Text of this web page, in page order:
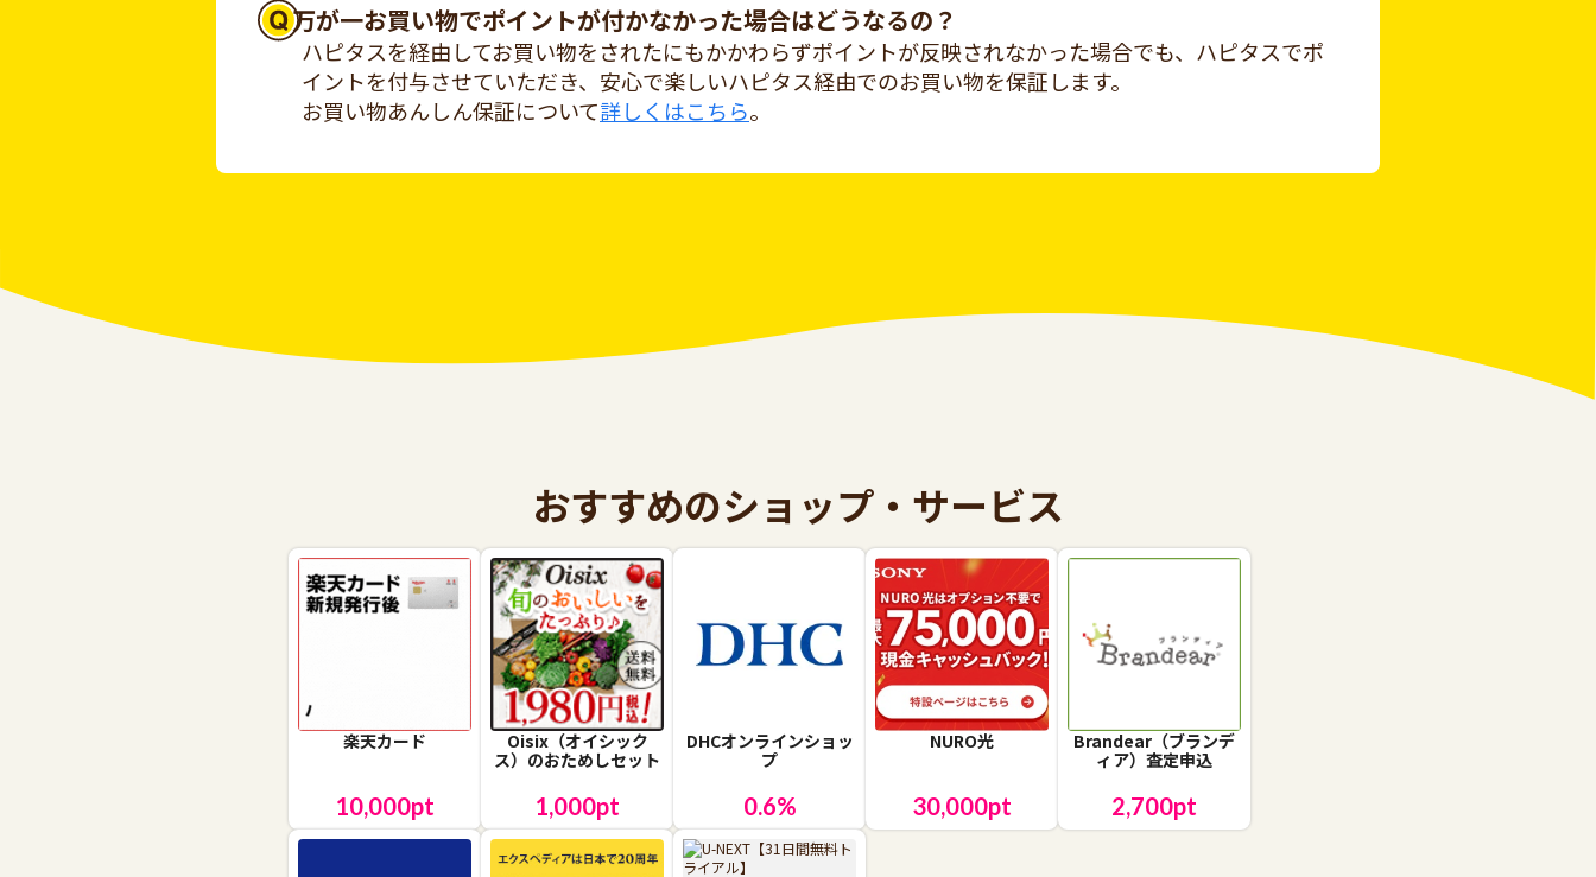
万が一お買い物でポイントが付かなかった場合はどうなるの？
ハピタスを経由してお買い物をされたにもかかわらずポイントが反映されなかった場合でも、ハピタスでポ
イントを付与させていただき、安心で楽しいハピタス経由でのお買い物を保証します。
お買い物あんしん保証について詳しくはこちら。
おすすめのショップ・サービス
楽天カード
10,000pt
Oisix（オイシック
ス）のおためしセット
1,000pt
DHCオンラインショッ
プ
0.6%
NURO光
30,000pt
Brandear（ブランデ
ィア）査定申込
2,700pt